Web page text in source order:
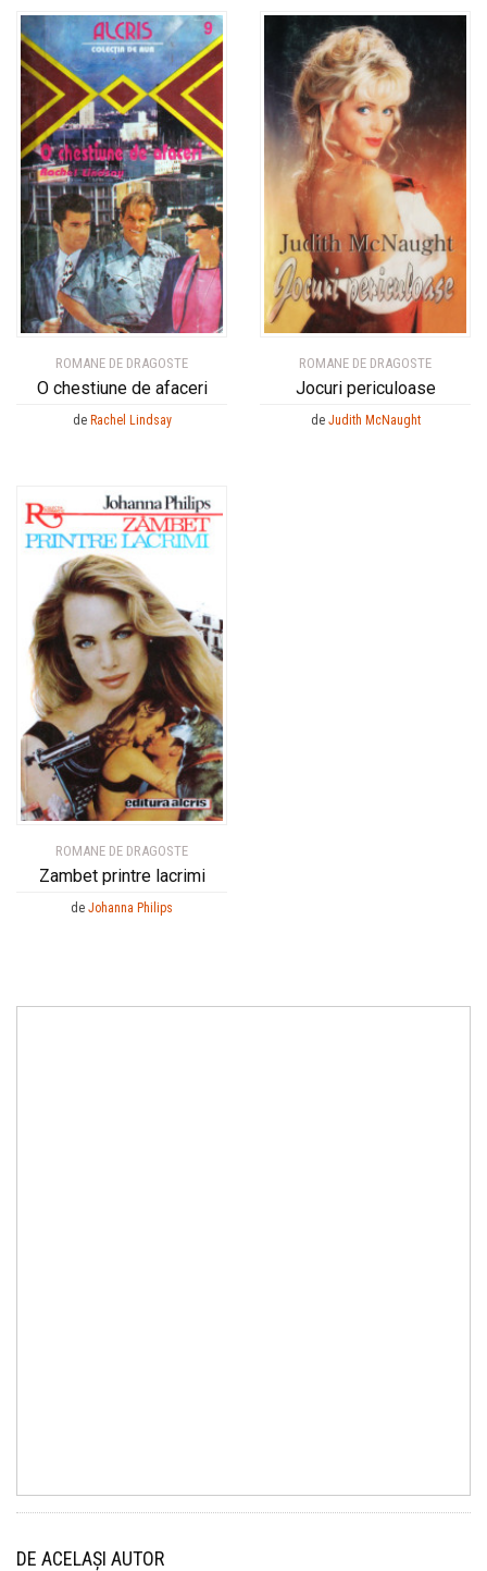
ROMANE DE DRAGOSTE
O chestiune de afaceri
de Rachel Lindsay
ROMANE DE DRAGOSTE
Jocuri periculoase
de Judith McNaught
ROMANE DE DRAGOSTE
Zambet printre lacrimi
de Johanna Philips
DE ACELAȘI AUTOR